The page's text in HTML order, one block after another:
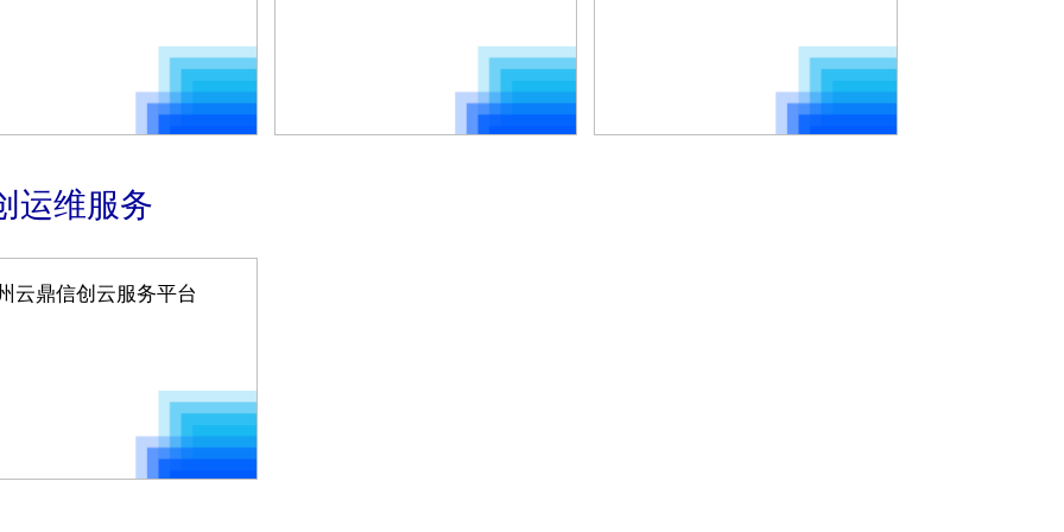
运维服务
云鼎信创云服务平台